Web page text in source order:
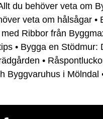
du behöver veta om
veta om hålsågar •
Ribbor från
• Bygga en Stödmur:
•
Byggvaruhus i Mölndal